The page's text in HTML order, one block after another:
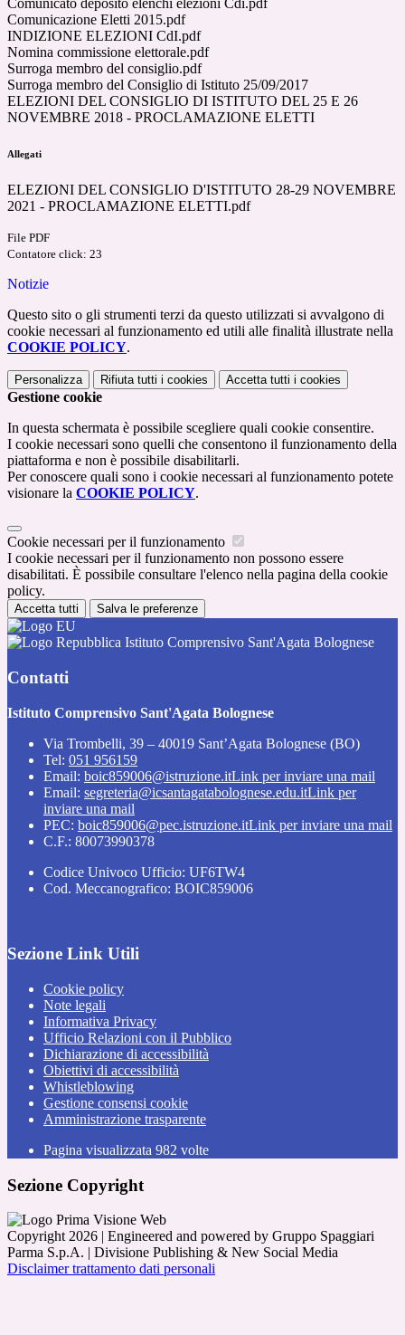
Comunicato deposito elenchi elezioni Cdi.pdf
Comunicazione Eletti 2015.pdf
INDIZIONE ELEZIONI CdI.pdf
Nomina commissione elettorale.pdf
Surroga membro del consiglio.pdf
Surroga membro del Consiglio di Istituto 25/09/2017
ELEZIONI DEL CONSIGLIO DI ISTITUTO DEL 25 E 26
NOVEMBRE 2018 - PROCLAMAZIONE ELETTI
Allegati
ELEZIONI DEL CONSIGLIO D'ISTITUTO 28-29 NOVEMBRE
2021 - PROCLAMAZIONE ELETTI.pdf
File PDF
Contatore click: 23
Notizie
Questo sito o gli strumenti terzi da questo utilizzati si avvalgono di
cookie necessari al funzionamento ed utili alle finalità illustrate nella
COOKIE POLICY.
Personalizza Rifiuta tutti i cookies Accetta tutti i cookies
Gestione cookie
In questa schermata è possibile scegliere quali cookie consentire.
I cookie necessari sono quelli che consentono il funzionamento della
piattaforma e non è possibile disabilitarli.
Per conoscere quali sono i cookie necessari al funzionamento potete
visionare la COOKIE POLICY.
Cookie necessari per il funzionamento
I cookie necessari per il funzionamento non possono essere
disabilitati. È possibile consultare l'elenco nella pagina della cookie
policy.
Accetta tutti Salva le preferenze
Istituto Comprensivo Sant'Agata Bolognese
Contatti
Istituto Comprensivo Sant'Agata Bolognese
Via Trombelli, 39 – 40019 Sant’Agata Bolognese (BO)
Tel: 051 956159
Email: boic859006@istruzione.itLink per inviare una mail
Email: segreteria@icsantagatabolognese.edu.itLink per
inviare una mail
PEC: boic859006@pec.istruzione.itLink per inviare una mail
C.F.: 80073990378
Codice Univoco Ufficio: UF6TW4
Cod. Meccanografico: BOIC859006
Sezione Link Utili
Cookie policy
Note legali
Informativa Privacy
Ufficio Relazioni con il Pubblico
Dichiarazione di accessibilità
Obiettivi di accessibilità
Whistleblowing
Gestione consensi cookie
Amministrazione trasparente
Pagina visualizzata 982 volte
Sezione Copyright
Copyright 2026 | Engineered and powered by Gruppo Spaggiari
Parma S.p.A. | Divisione Publishing & New Social Media
Disclaimer trattamento dati personali